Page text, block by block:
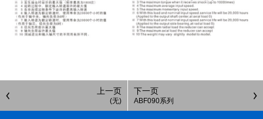
上一页
(无)
下一页
ABF090系列